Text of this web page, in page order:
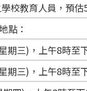
校教育人員，預估
點：
期三)，上午8時至
期三)，上午8時至